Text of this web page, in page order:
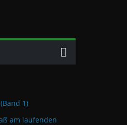
1)
am laufenden